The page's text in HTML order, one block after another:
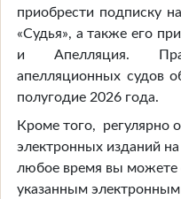
приобрести подписку
«Судья», а также его
и Апелляция.
апелляционных судов
полугодие 2026 года.
Кроме того, регулярно
электронных изданий
любое время вы можете
указанным